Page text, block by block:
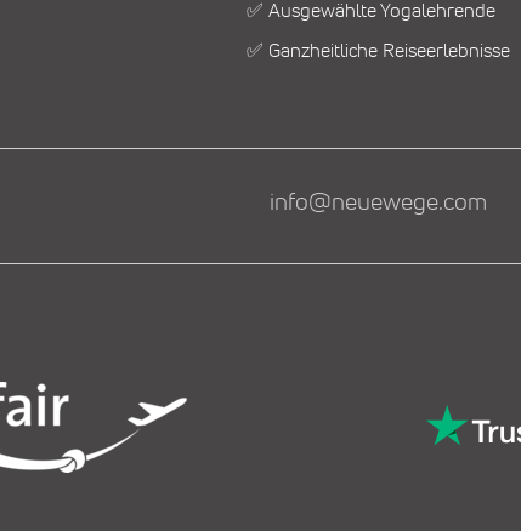
✅ Ausgewählte Yogalehrende
✅ Ganzheitliche Reiseerlebnisse
info@neuewege.com